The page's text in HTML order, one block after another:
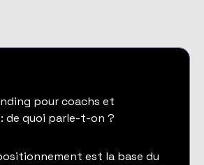
pour coachs et
de quoi parle-t-on ?
est la base du